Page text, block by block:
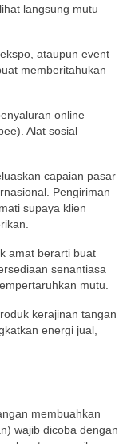
langsung mutu
ataupun event
memberitahukan
online
Alat sosial
capaian pasar
Pengiriman
supaya klien
amat berarti buat
senantiasa
mutu.
kerajinan tangan
energi jual,
membuahkan
wajib dicoba dengan